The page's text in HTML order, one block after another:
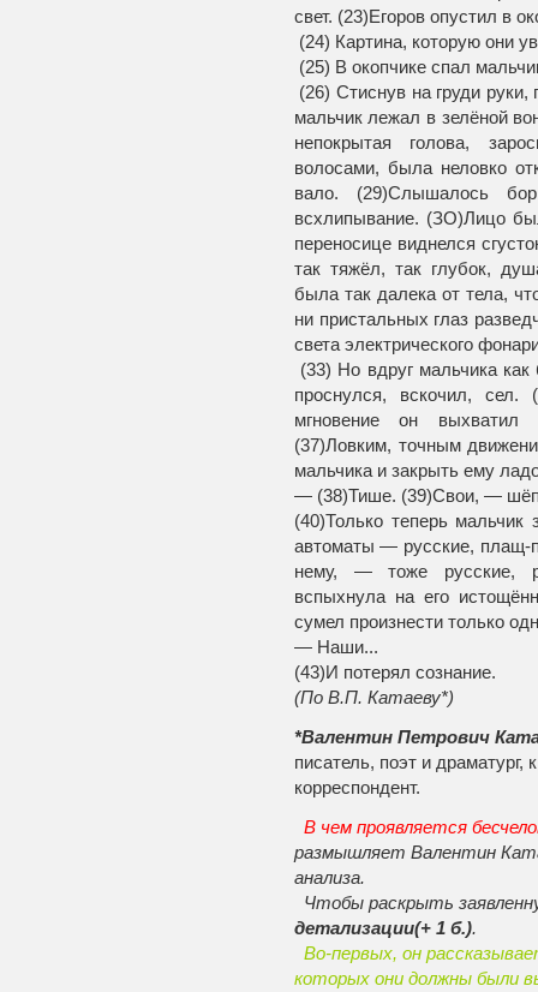
свет. (23)Егоров опустил в
(24) Картина, которую они
(25) В окопчике спал
(26) Стиснув на груди
мальчик лежал в зелёной
непокрытая голова,
волосами, была неловко
вало. (29)Слышалось
всхлипывание. (ЗО)Лицо
переносице виднелся
так тяжёл, так глубок,
была так далека от тела,
ни пристальных глаз
света электрического
(33) Но вдруг мальчика
проснулся, вско­чил, сел.
мгновение он выхватил
(37)Ловким, точным
мальчика и закрыть ему
— (38)Тише. (39)Свои, —
(40)Только теперь
автоматы — рус­ские, плащ-
нему, — тоже русские,
вспыхнула на его
сумел произнести только
— Наши...
(43)И потерял сознание.
(По В.П. Катаеву*)
*Валентин Петрович
писатель, поэт и дра­матург,
корреспондент.
В чем проявляется
размышляет Валентин
анализа.
Чтобы раскрыть
детализации(+ 1 б.).
Во-первых, он
которых они должны были